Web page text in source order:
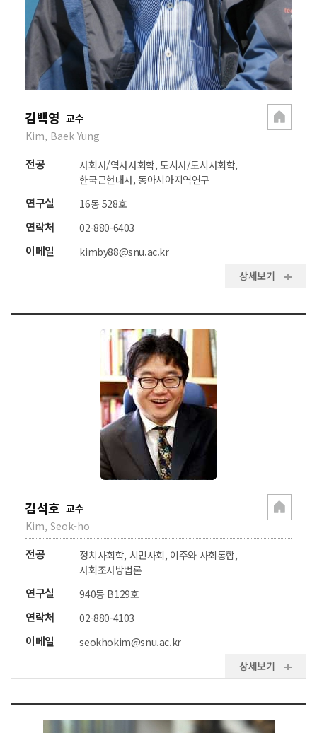
김백영 교수
Kim, Baek Yung
전공
사회사/역사사회학, 도시사/도시사회학,
한국근현대사, 동아시아지역연구
연구실 16동 528호
연락처 02-880-6403
이메일
kimby88@snu.ac.kr
상세보기
김석호 교수
Kim, Seok-ho
전공
정치사회학, 시민사회, 이주와 사회통합,
사회조사방법론
연구실 940동 B129호
연락처 02-880-4103
이메일
seokhokim@snu.ac.kr
상세보기